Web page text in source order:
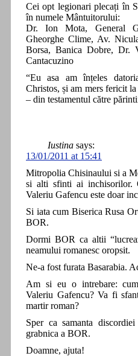
Cei opt legionari plecați în
în numele Mântuitorului:
Dr. Ion Mota, General
Gheorghe Clime, Av.
Borsa, Banica Dobre, Dr.
Cantacuzino
“Eu asa am înțeles
Christos, și am mers fericit
– din testamentul către
Iustina says:
13/01/2011 at 15:41
Mitropolia Chisinaului si a
si alti sfinti ai inchisorilor.
Valeriu Gafencu este doar
Si iata cum Biserica Rusa
BOR.
Dormi BOR ca altii
neamului romanesc oropsit.
Ne-a fost furata Basarabia.
Am si eu o intrebare:
Valeriu Gafencu? Va fi
martir roman?
Sper ca samanta
grabnica a BOR.
Doamne, ajuta!